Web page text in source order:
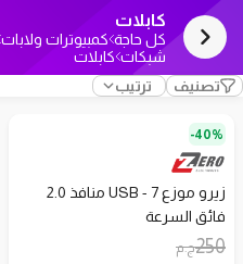
كابلات
كل حاجة كمبيوترات ولابات
شبكات كابلات
تصنيف
ترتيب
40%-
زيرو موزع USB - 7 منافذ 2.0
فائق السرعة
250ج.م